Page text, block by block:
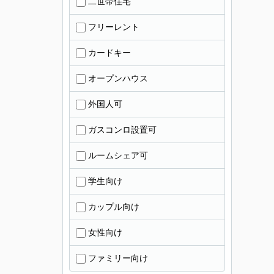
フリーレント
カードキー
オープンハウス
外国人可
ガスコンロ設置可
ルームシェア可
学生向け
カップル向け
女性向け
ファミリー向け